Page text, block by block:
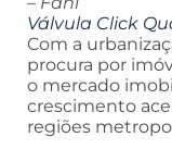
Válvula Click
Com a
procura por
o mercado
crescimento
regiões